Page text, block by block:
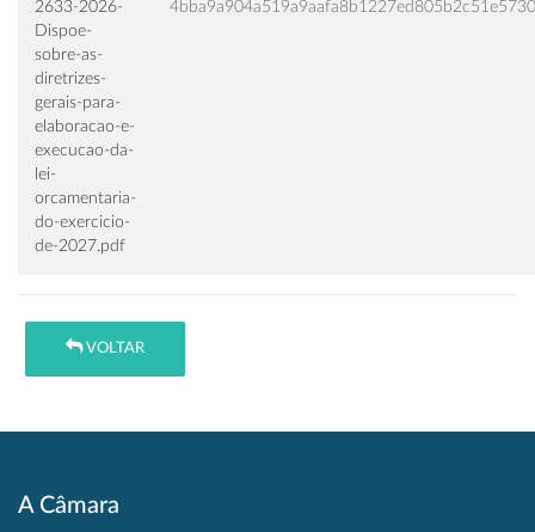
2633-2026-
Dispoe-
sobre-as-
diretrizes-
gerais-para-
elaboracao-e-
execucao-da-
lei-
orcamentaria-
do-exercicio-
de-2027.pdf
4bba9a904a519a9aafa8b1227ed805b2c51e5730
VOLTAR
A Câmara